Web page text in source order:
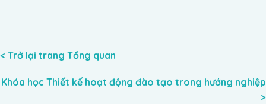
< Trở lại trang Tổng quan
Khóa học Thiết kế hoạt động đào tạo trong hướng nghiệp
>